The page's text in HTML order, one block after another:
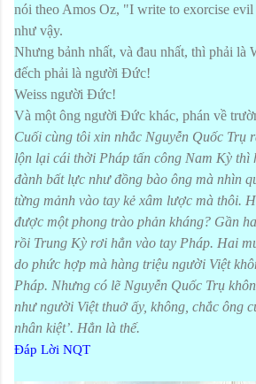
nói theo Amos Oz, "I write to exorcise
như vậy.
Nhưng bảnh nhất, và đau nhất, thì phải là
đếch phải là người Đức!
Weiss người Đức!
Và một ông người Đức khác, phán về
Cuối cùng tôi xin nhắc Nguyễn Quốc Trụ
lộn lại cái thời Pháp tấn công Nam Kỳ thì
đành bất lực như đồng bào ông mà nhìn
từng mảnh vào tay kẻ xâm lược mà thôi.
được một phong trào phản kháng? Gần
rồi Trung Kỳ rơi hẳn vào tay Pháp. Hai
do phức hợp mà hàng triệu người Việt
Pháp. Nhưng có lẽ Nguyễn Quốc Trụ
như người Việt thuở ấy, không, chắc ông
nhân kiệt’. Hẳn là thế.
Đáp Lời NQT